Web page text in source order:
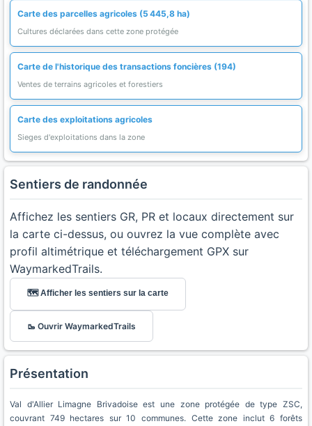
Carte des parcelles agricoles (5 445,8 ha)
Cultures déclarées dans cette zone protégée
Carte de l'historique des transactions foncières (194)
Ventes de terrains agricoles et forestiers
Carte des exploitations agricoles
Sieges d'exploitations dans la zone
Sentiers de randonnée
Affichez les sentiers GR, PR et locaux directement sur
la carte ci-dessus, ou ouvrez la vue complète avec
profil altimétrique et téléchargement GPX sur
WaymarkedTrails.
🗺️ Afficher les sentiers sur la carte
🥾 Ouvrir WaymarkedTrails
Présentation
Val d'Allier Limagne Brivadoise est une zone protégée de type ZSC,
couvrant 749 hectares sur 10 communes. Cette zone inclut 6 forêts